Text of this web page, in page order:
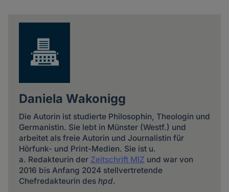
Daniela Wakonigg
Die Autorin ist studierte Philosophin, Theologin und
Germanistin. Sie lebt in Münster (Westf.) und
arbeitet als freie Autorin und Journalistin für
Hörfunk- und Print-Medien. Sie ist u.
a. Redakteurin der Zeitschrift MIZ und war von
2016 bis Anfang 2024 stellvertretende
Chefredakteurin des hpd.